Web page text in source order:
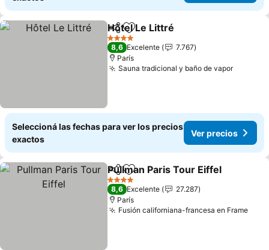
CompartirAñadir a favoritos
Hôtel Le Littré
4 Estrellas
8,6 Excelente
7.767
París
Sauna tradicional y baño de vaporVer
Seleccioná las fechas para ver los precios
exactos
Ver precios
CompartirAñadir a favoritos
Pullman Paris Tour Eiffel
4 Estrellas
8,6 Excelente
27.287
París
Fusión californiana-francesa en FrameVer